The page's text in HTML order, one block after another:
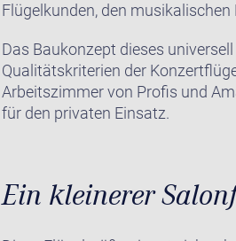
Flügelkunden, den
Das Baukonzept dieses
Qualitätskriterien der
Arbeitszimmer von Profis und
für den privaten Einsatz.
Ein kleinerer